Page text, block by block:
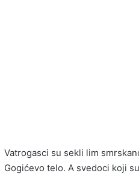
Vatrogasci su sekli lim
Gogićevo telo. A svedoci koji